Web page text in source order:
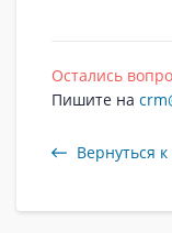
Остались
Пишите на
Вернуться к